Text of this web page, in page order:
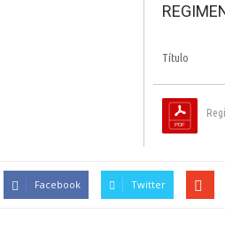
Título
Facebook Twitter